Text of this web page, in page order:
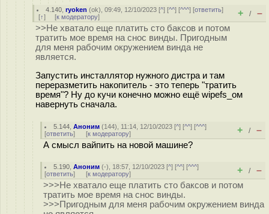
4.140 ,ryoken (ok), 09:49, 12/10/2023 [^] [^^] [^^^] [ответить]
[↑] [к модератору] + / –
>>Не хватало еще платить сто баксов и потом
тратить мое время на снос винды. Пригодным
для меня рабочим окружением винда не
является.
Запустить инсталлятор нужного дистра и там
переразметить накопитель - это теперь "тратить
время"? Ну до кучи конечно можно ещё wipefs_ом
навернуть сначала.
5.144 ,Аноним (144), 11:14, 12/10/2023 [^] [^^] [^^^]
[ответить] [к модератору] + / –
А смысл вайпить на новой машине?
5.190 ,Аноним (-), 18:57, 12/10/2023 [^] [^^] [^^^]
[ответить] [к модератору] + / –
>>>Не хватало еще платить сто баксов и потом
тратить мое время на снос винды.
>>>Пригодным для меня рабочим окружением винда